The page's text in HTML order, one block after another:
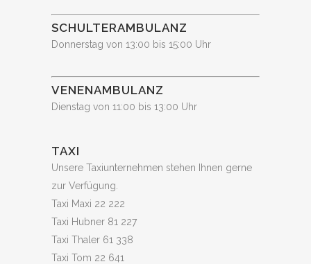
SCHULTERAMBULANZ
Donnerstag von 13:00 bis 15:00 Uhr
VENENAMBULANZ
Dienstag von 11:00 bis 13:00 Uhr
TAXI
Unsere Taxiunternehmen stehen Ihnen gerne
zur Verfügung.
Taxi Maxi 22 222
Taxi Hubner 81 227
Taxi Thaler 61 338
Taxi Tom 22 641